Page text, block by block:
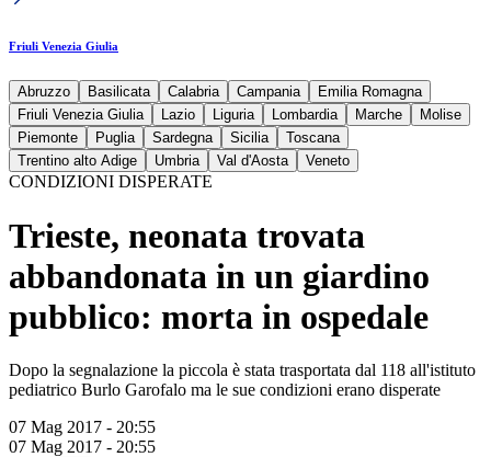
Friuli Venezia Giulia
Abruzzo Basilicata Calabria Campania
Emilia Romagna
Friuli Venezia Giulia
Lazio Liguria Lombardia Marche
Molise
Piemonte
Puglia Sardegna Sicilia
Toscana
Trentino alto Adige
Umbria Val d'Aosta Veneto
CONDIZIONI DISPERATE
Trieste, neonata trovata
abbandonata in un giardino
pubblico: morta in ospedale
Dopo la segnalazione la piccola è stata trasportata dal 118 all'istituto
pediatrico Burlo Garofalo ma le sue condizioni erano disperate
07 Mag 2017 - 20:55
07 Mag 2017 - 20:55